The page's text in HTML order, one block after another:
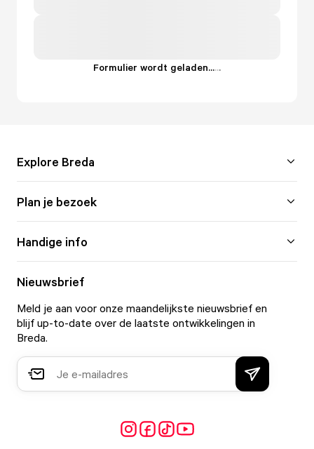
Formulier wordt geladen......
Explore Breda
Plan je bezoek
Handige info
Nieuwsbrief
Meld je aan voor onze maandelijkste nieuwsbrief en
blijf up-to-date over de laatste ontwikkelingen in
Breda.